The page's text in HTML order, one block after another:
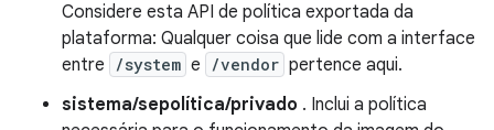
Considere esta API de política exportada da
plataforma: Qualquer coisa que lide com a interface
entre
/system e /vendor pertence aqui.
sistema/sepolítica/privado . Inclui a política